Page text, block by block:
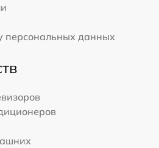
персональных данных